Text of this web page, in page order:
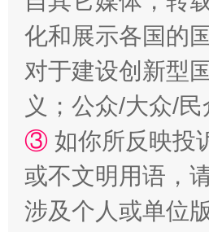
化和展示各国的
对于建设创新型
义；公众/大众/
③ 如你所反映投
或不文明用语，
涉及个人或单位